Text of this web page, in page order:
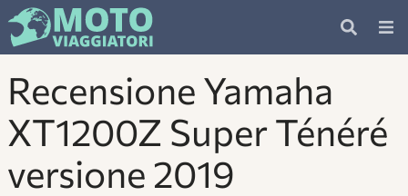
Recensione Yamaha
XT1200Z Super Ténéré
versione 2019